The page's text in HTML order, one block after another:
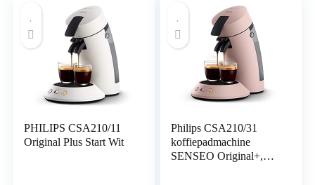
PHILIPS CSA210/11
Original Plus Start Wit
Philips CSA210/31
koffiepadmachine
SENSEO Original+,